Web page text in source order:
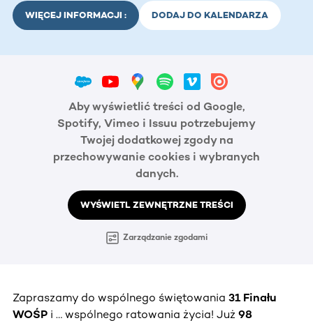
WIĘCEJ INFORMACJI : DODAJ DO KALENDARZA
Aby wyświetlić treści od Google,
Spotify, Vimeo i Issuu potrzebujemy
Twojej dodatkowej zgody na
przechowywanie cookies i wybranych
danych.
WYŚWIETL ZEWNĘTRZNE TREŚCI
Zarządzanie zgodami
Zapraszamy do wspólnego świętowania 31 Finału
WOŚP i … wspólnego ratowania życia! Już 98